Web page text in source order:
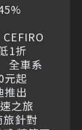
1折
全車系
元起
推出
之旅
針對